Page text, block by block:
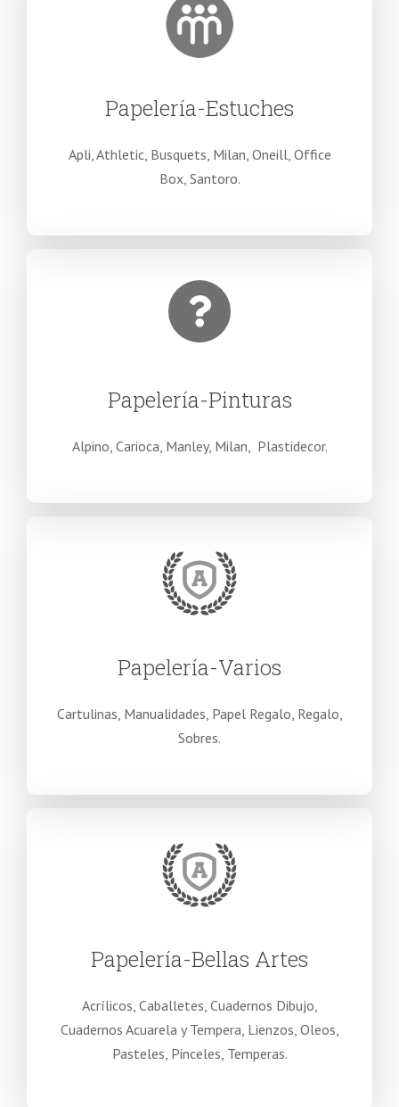
Papelería-Estuches
Apli, Athletic, Busquets, Milan, Oneill, Office
Box, Santoro.
Papelería-Pinturas
Alpino, Carioca, Manley, Milan, Plastidecor.
Papelería-Varios
Cartulinas, Manualidades, Papel Regalo, Regalo,
Sobres.
Papelería-Bellas Artes
Acrílicos, Caballetes, Cuadernos Dibujo,
Cuadernos Acuarela y Tempera, Lienzos, Oleos,
Pasteles, Pinceles, Temperas.